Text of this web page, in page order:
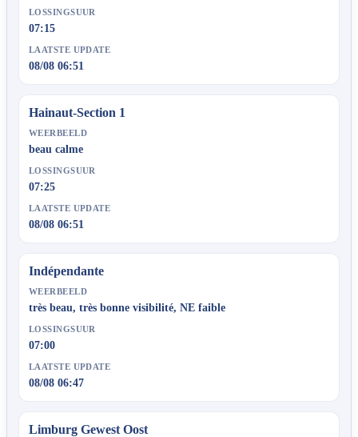
LOSSINGSUUR
07:15
LAATSTE UPDATE
08/08 06:51
Hainaut-Section 1
WEERBEELD
beau calme
LOSSINGSUUR
07:25
LAATSTE UPDATE
08/08 06:51
Indépendante
WEERBEELD
très beau, très bonne visibilité, NE faible
LOSSINGSUUR
07:00
LAATSTE UPDATE
08/08 06:47
Limburg Gewest Oost